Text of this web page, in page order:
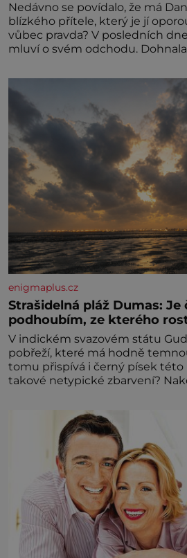
Nedávno se povídalo, že má
blízkého přítele, který je jí
vůbec pravda? V posledních
mluví o svém
enigmaplus.cz
Strašidelná pláž Dumas: Je
podhoubím, ze kterého
V indickém svazovém státu
pobřeží, které má hodně
tomu přispívá i černý písek této
takové